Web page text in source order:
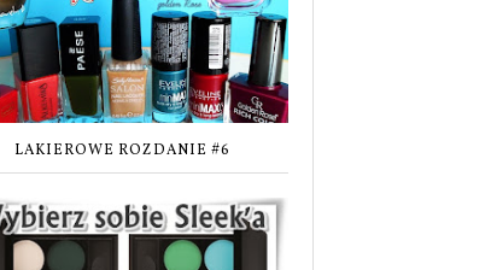
LAKIEROWE ROZDANIE #6